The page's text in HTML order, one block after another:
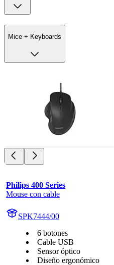
Mice + Keyboards
Philips 400 Series
Mouse con cable
SPK7444/00
6 botones
Cable USB
Sensor óptico
Diseño ergonómico